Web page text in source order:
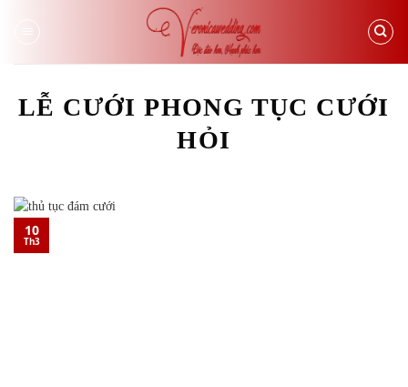
LỄ CƯỚI PHONG TỤC CƯỚI
HỎI
10
Th3